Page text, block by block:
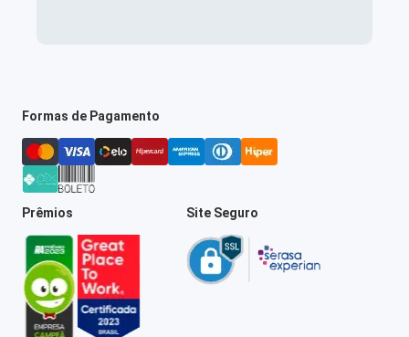
Formas de Pagamento
Prêmios Site Seguro